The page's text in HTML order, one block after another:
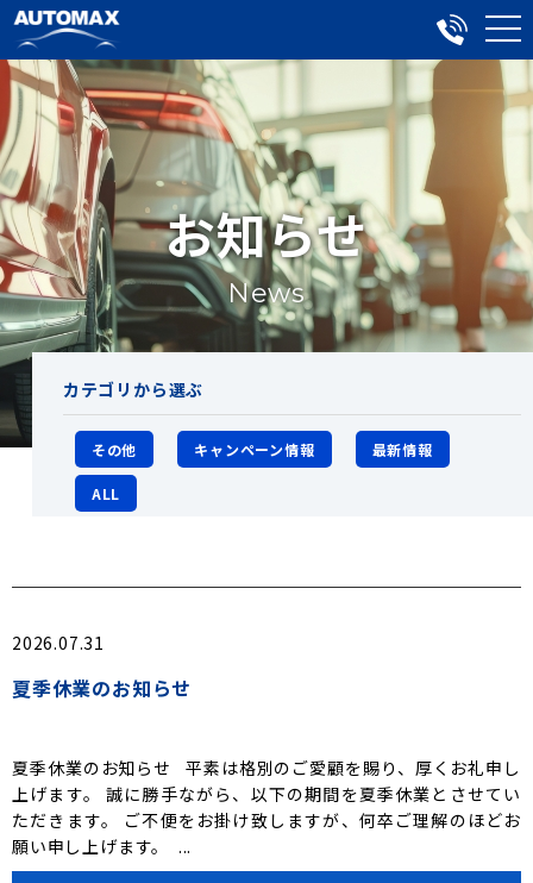
お知らせ
News
カテゴリから選ぶ
その他 キャンペーン情報 最新情報
ALL
2026.07.31
夏季休業のお知らせ
夏季休業のお知らせ 平素は格別のご愛顧を賜り、厚くお礼申し
上げます。 誠に勝手ながら、以下の期間を夏季休業とさせてい
ただきます。 ご不便をお掛け致しますが、何卒ご理解のほどお
願い申し上げます。 ...